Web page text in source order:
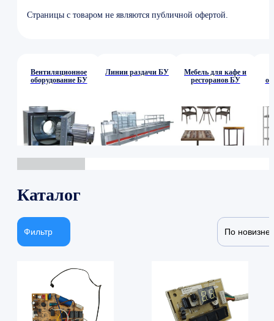
Страницы с товаром не являются публичной офертой.
Вентиляционное
оборудование БУ
Линии раздачи БУ
Мебель для кафе и
ресторанов БУ
Каталог
Фильтр По новизне